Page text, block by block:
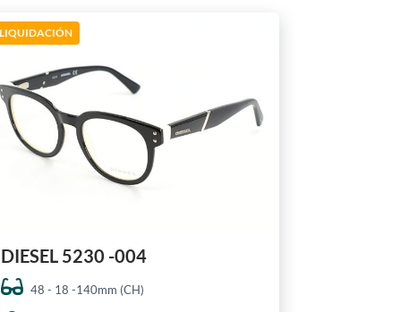
LIQUIDACIÓN
DIESEL 5230 -004
48 - 18 -140mm (CH)